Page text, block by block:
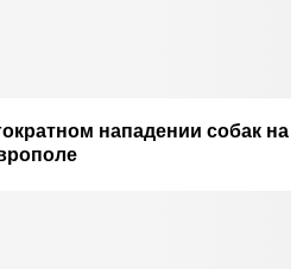
нападении собак на